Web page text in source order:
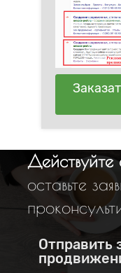
Действуйте
оставьте
Отправить